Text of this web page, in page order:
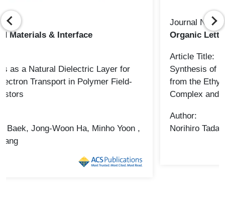
Journal Name:
Organic Letters
Synthesis of cis-β-Amidevinyl Benziodoxolones
from the Ethynyl Benziodoxolone–Chloroform
Complex and Sulfonamides
Norihiro Tada